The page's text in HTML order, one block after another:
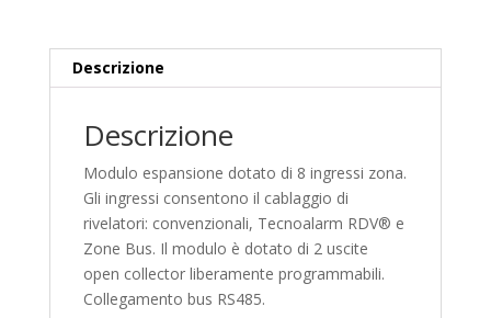
Descrizione
Descrizione
Modulo espansione dotato di 8 ingressi zona.
Gli ingressi consentono il cablaggio di
rivelatori: convenzionali, Tecnoalarm RDV® e
Zone Bus. Il modulo è dotato di 2 uscite
open collector liberamente programmabili.
Collegamento bus RS485.